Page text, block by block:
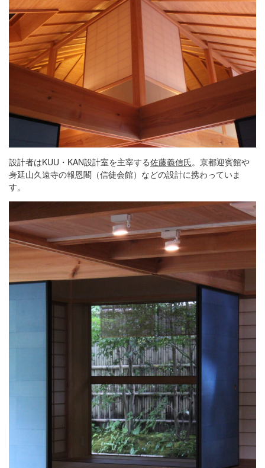
設計者はKUU・KAN設計室を主宰する佐藤義信氏。京都迎賓館や
身延山久遠寺の報恩閣（信徒会館）などの設計に携わっていま
す。